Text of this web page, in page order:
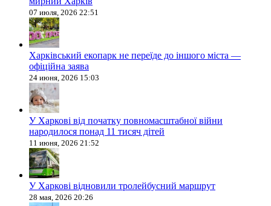
07 июля, 2026 22:51
Харківський екопарк не переїде до іншого міста —
офіційна заява
24 июня, 2026 15:03
У Харкові від початку повномасштабної війни
народилося понад 11 тисяч дітей
11 июня, 2026 21:52
У Харкові відновили тролейбусний маршрут
28 мая, 2026 20:26